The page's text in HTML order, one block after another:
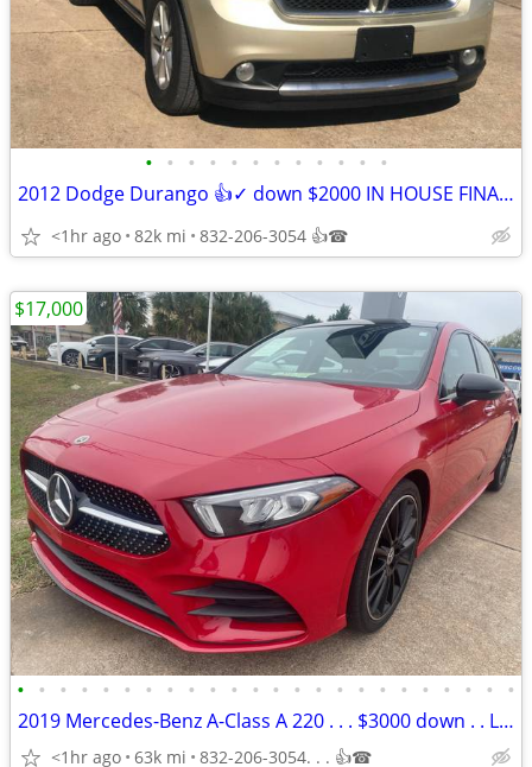
• • • • • • • • • • • •
2012 Dodge Durango 👍✓ down $2000 IN HOUSE FINANC
<1hr ago 82k mi 832-206-3054 👍☎
• • • • • • • • • • • • • • • • • • • • • • • •
2019 Mercedes-Benz A-Class A 220 . . . $3000 down . . LIKE NEW
<1hr ago 63k mi 832-206-3054. . . 👍☎
$17,000